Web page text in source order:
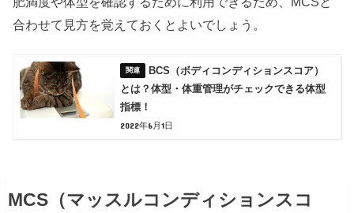
合わせて見方を覚えておくとよいでしょう。
BCS（ボディコンディションスコア）
とは？体型・体重管理がチェックできる体型
指標！
2022年6月1日
MCS（マッスルコンディションスコ